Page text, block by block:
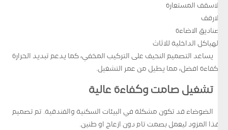
الاسقف المستعارة
الارفف
صناديق الاضاءة
الهياكل الداخلية للاثاث
يساعد التصميم النحيف على التركيب المخفي، كما يدعم تبديد الحرارة
بكفاءة افضل، مما يطيل من عمر التشغيل.
تشغيل صامت وكفاءة عالية
الضوضاء قد تكون مشكلة في البيئات السكنية والفندقية. تم تصميم
هذا المزود ليعمل بصمت تام دون ازعاج او طنين.